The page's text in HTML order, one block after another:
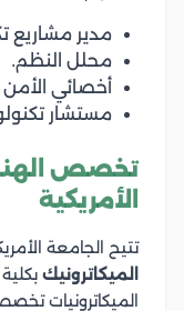
مدير مشاريع
محلل النظم.
أخصائي الأمن
مستشار
تخصص
الأمريكية
تتيح الجامعة
الميكاترونيك
الميكاترونيات